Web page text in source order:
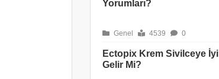
Yorumları?
Genel 4539 0
Ectopix Krem Sivilceye İyi
Gelir Mi?